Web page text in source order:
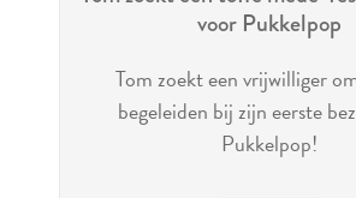
voor Pukkelpop
Tom zoekt een vrijwilliger
begeleiden bij zijn eerste
Pukkelpop!